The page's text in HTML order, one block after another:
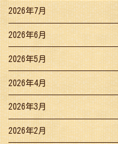
2026年7月
2026年6月
2026年5月
2026年4月
2026年3月
2026年2月